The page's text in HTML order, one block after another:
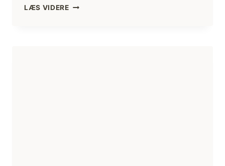
LÆS VIDERETRAPPETRÆNING